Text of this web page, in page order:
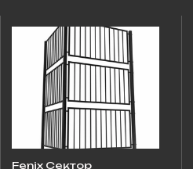
Fenix Сектор